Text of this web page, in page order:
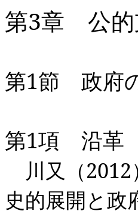
第3章 公的
第1節 政府
第1項 沿革
川又（2012
史的展開と